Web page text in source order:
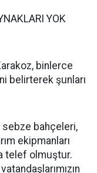
YOK
binlerce
belirterek şunları
sebze bahçeleri,
ekipmanları
telef olmuştur.